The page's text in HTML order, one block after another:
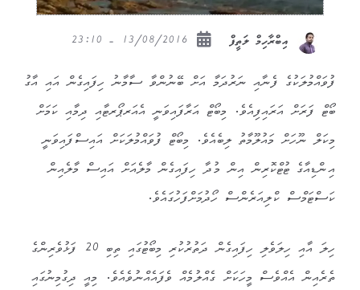
އިބްރާހިމް ލަތީފް
ފުވައްމުލަކުގެ ފެނާއި ނަރުދަމާ އަށް ބޭނުންވާ ސާމާނު ހިފައިގެން އައި އާގު
ބޯޓް ފަރަށް އަރައިފިއެވެ. މިބޯޓް އަރާފައިވަނީ އެއަރޕޯރޓާއި ދިމާއި ކަމަށް
މިކަލް ނޫހަށް މައުލޫމާތު ލިބެއެވެ. މިބޯޓް ފުވައްމުލަކަށް އައިސްފައިވަނީ
އިންޑިއާގެ ޓުޓްކޮރިން އިން މުދާ ހިފައިގެން މާލެއަށް އައިސް މާލެއިން
ކަސްޓަމްސް ކްލިއަރެންސް ހޯދުމަށްފަހުގައެވެ.
ހިލަ އާއި ހިލަވެލި ހިފައިގެން ދަތުރުކުރި މިބޯޓުގައި ތިބި 20 ފަޅުވެރިންގެ
ތެރެއިން އެއްވެސް މީހަކަށް ގެއްލުމެއް ވެފައެއްނުވެއެވެ. މިއީ ދިގުމިނުގައި